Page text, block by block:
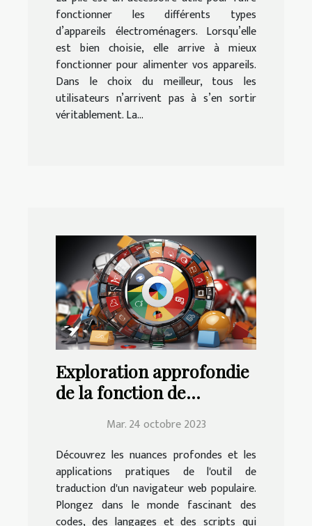
fonctionner les différents types
d’appareils électroménagers. Lorsqu’elle
est bien choisie, elle arrive à mieux
fonctionner pour alimenter vos appareils.
Dans le choix du meilleur, tous les
utilisateurs n’arrivent pas à s’en sortir
véritablement. La...
Exploration approfondie
de la fonction de
Chrome | Education.fr
Mar. 24 octobre 2023
Découvrez les nuances profondes et les
applications pratiques de l'outil de
traduction d'un navigateur web populaire.
Plongez dans le monde fascinant des
codes, des langages et des scripts qui